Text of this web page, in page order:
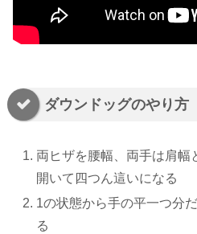
ダウンドッグのやり方
両ヒザを腰幅、両手は肩幅
開いて四つん這いになる
1の状態から手の平一つ分
る